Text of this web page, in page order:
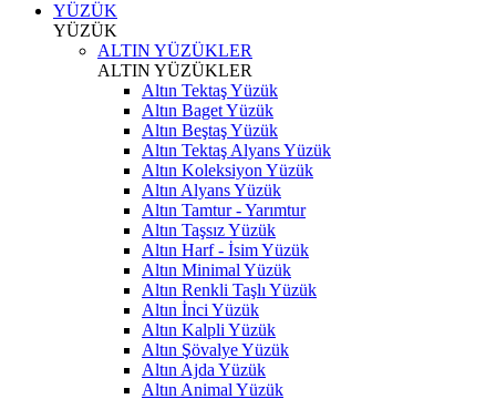
YÜZÜK
YÜZÜK
ALTIN YÜZÜKLER
ALTIN YÜZÜKLER
Altın Tektaş Yüzük
Altın Baget Yüzük
Altın Beştaş Yüzük
Altın Tektaş Alyans Yüzük
Altın Koleksiyon Yüzük
Altın Alyans Yüzük
Altın Tamtur - Yarımtur
Altın Taşsız Yüzük
Altın Harf - İsim Yüzük
Altın Minimal Yüzük
Altın Renkli Taşlı Yüzük
Altın İnci Yüzük
Altın Kalpli Yüzük
Altın Şövalye Yüzük
Altın Ajda Yüzük
Altın Animal Yüzük